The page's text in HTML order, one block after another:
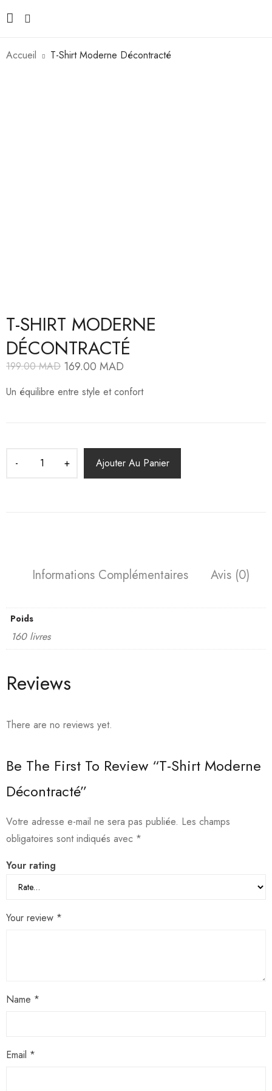
Accueil T-Shirt Moderne Décontracté
T-SHIRT MODERNE
DÉCONTRACTÉ
199.00MAD
Le
initial
169.00 MAD
Le
actuel
Un équilibre entre style et confort
Ajouter Au Panier
Informations Complémentaires Avis (0)
Poids
160 livres
Reviews
There are no reviews yet.
Be The First To Review “T-Shirt Moderne
Décontracté”
Votre adresse e-mail ne sera pas publiée. Les champs
obligatoires sont indiqués avec *
Your rating
Your review *
Name *
Email *